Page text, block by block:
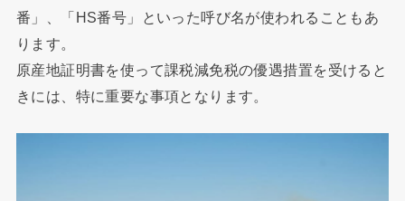
番」、「HS番号」といった呼び名が使われることもあ
ります。
原産地証明書を使って課税減免税の優遇措置を受けると
きには、特に重要な事項となります。